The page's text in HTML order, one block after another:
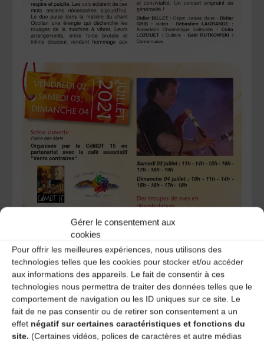
Gérer le consentement aux
cookies
Pour offrir les meilleures expériences, nous utilisons des
technologies telles que les cookies pour stocker et/ou accéder
aux informations des appareils. Le fait de consentir à ces
technologies nous permettra de traiter des données telles que le
comportement de navigation ou les ID uniques sur ce site. Le
fait de ne pas consentir ou de retirer son consentement a un
effet négatif sur certaines caractéristiques et fonctions du
site. (Certaines vidéos, polices de caractères et autre médias